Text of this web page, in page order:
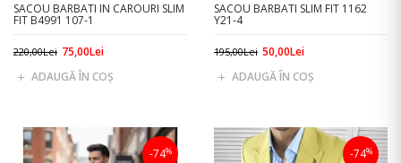
SACOU BARBATI IN CAROURI SLIM
FIT B4991 107-1
220,00Lei 75,00Lei
ADAUGĂ ÎN COŞ
SACOU BARBATI SLIM FIT 1162
Y21-4
195,00Lei 50,00Lei
ADAUGĂ ÎN COŞ
-74% -74%